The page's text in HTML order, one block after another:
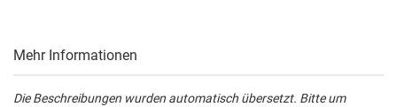
Mehr Informationen
Die Beschreibungen wurden automatisch übersetzt. Bitte um